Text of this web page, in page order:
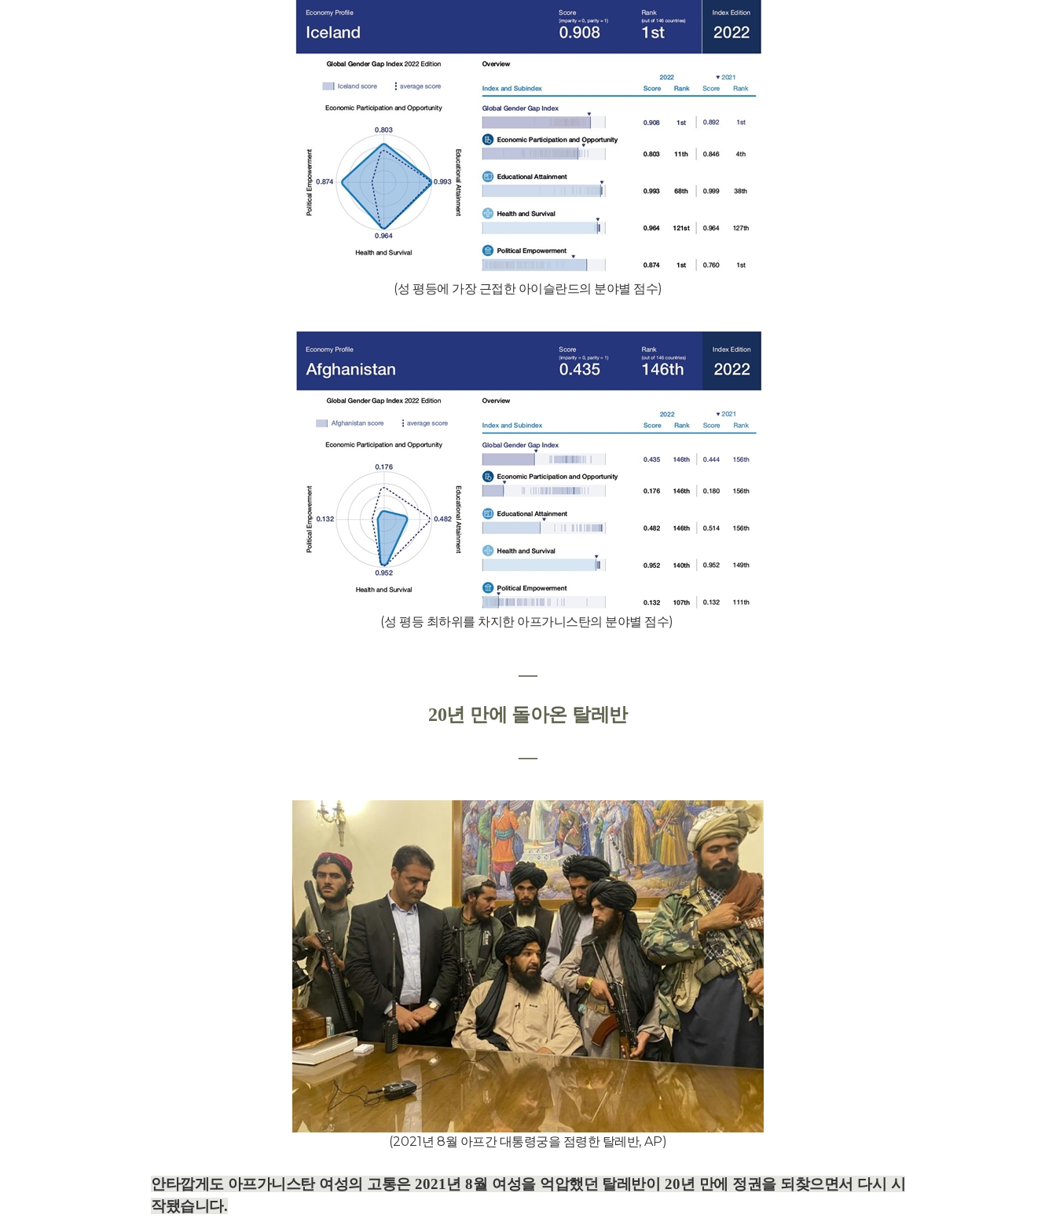
(성 평등에 가장 근접한 아이슬란드의 분야별 점수)
(성 평등 최하위를 차지한 아프가니스탄의 분야별 점수)
―
20년 만에 돌아온 탈레반
―
(2021 년 8월 아프간 대통령궁을 점령한 탈레반, AP)
안타깝게도 아프가니스탄 여성의 고통은2021 년8월 여성을 억압했던 탈레반이 20년 만에 정권을 되찾으면서 다시 시
작됐습니다.